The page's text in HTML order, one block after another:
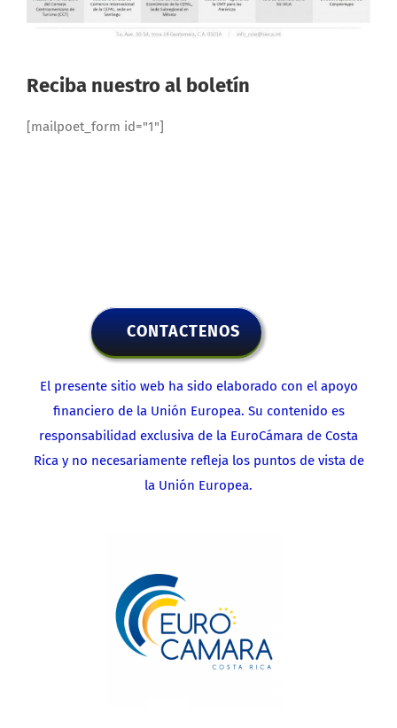
Reciba nuestro al boletín
[mailpoet_form id="1"]
CONTACTENOS
El presente sitio web ha sido elaborado con el apoyo
financiero de la Unión Europea. Su contenido es
responsabilidad exclusiva de la EuroCámara de Costa
Rica y no necesariamente refleja los puntos de vista de
la Unión Europea.